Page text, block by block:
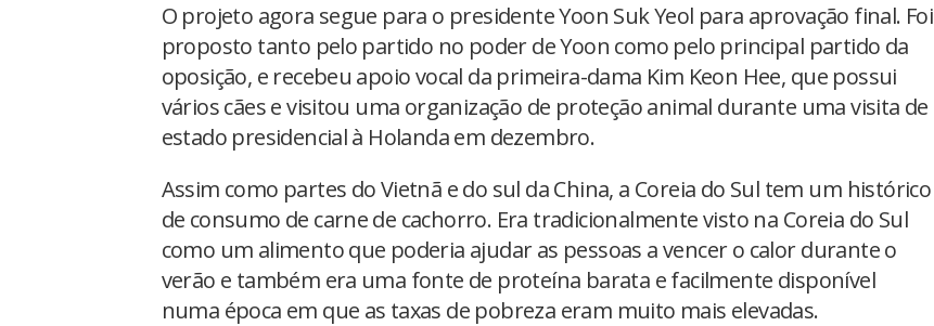
O projeto agora segue para o presidente Yoon Suk Yeol para aprovação final. Foi
proposto tanto pelo partido no poder de Yoon como pelo principal partido da
oposição, e recebeu apoio vocal da primeira-dama Kim Keon Hee, que possui
vários cães e visitou uma organização de proteção animal durante uma visita de
estado presidencial à Holanda em dezembro.
Assim como partes do Vietnã e do sul da China, a Coreia do Sul tem um histórico
de consumo de carne de cachorro. Era tradicionalmente visto na Coreia do Sul
como um alimento que poderia ajudar as pessoas a vencer o calor durante o
verão e também era uma fonte de proteína barata e facilmente disponível
numa época em que as taxas de pobreza eram muito mais elevadas.